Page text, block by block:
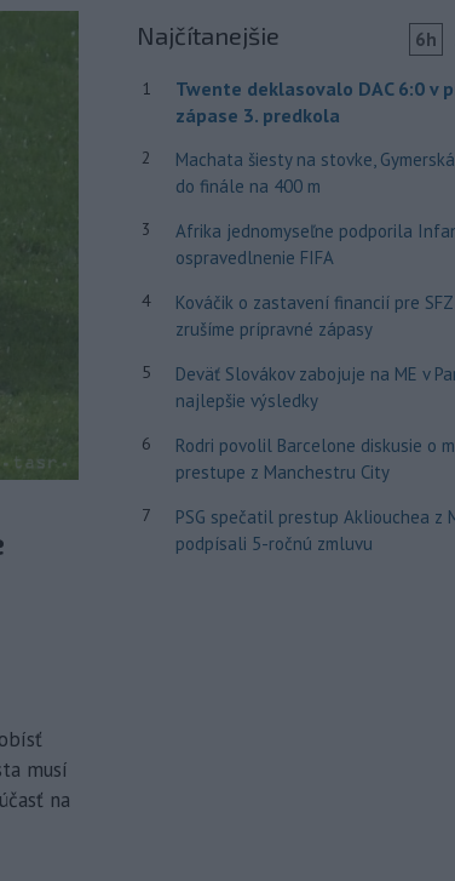
musí
na
Najčítanejšie 6h
1
Twente deklasovalo DAC 6:0 v
zápase 3. predkola
2
Machata šiesty na stovke,
do finále na 400 m
3
Afrika jednomyseľne podporila
ospravedlnenie FIFA
4
Kováčik o zastavení financií pre
zrušíme prípravné zápasy
5
Deväť Slovákov zabojuje na ME v
najlepšie výsledky
6
Rodri povolil Barcelone diskusie o
prestupe z Manchestru City
7
PSG spečatil prestup Akliouchea z
podpísali 5-ročnú zmluvu